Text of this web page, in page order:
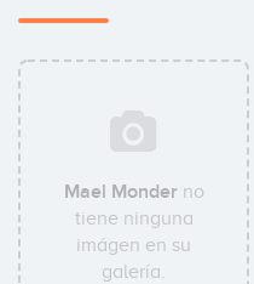
Mael Monder no
tiene ninguna
imágen en su
galería.